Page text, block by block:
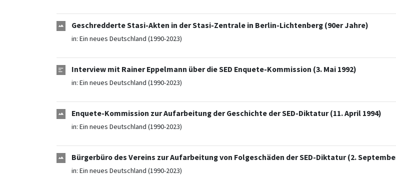
Geschredderte Stasi-Akten in der Stasi-Zentrale in Berlin-Lichtenberg (90er Jahre)
in: Ein neues Deutschland (1990-2023)
Interview mit Rainer Eppelmann über die SED Enquete-Kommission (3. Mai 1992)
in: Ein neues Deutschland (1990-2023)
Enquete-Kommission zur Aufarbeitung der Geschichte der SED-Diktatur (11. April 1994)
in: Ein neues Deutschland (1990-2023)
Bürgerbüro des Vereins zur Aufarbeitung von Folgeschäden der SED-Diktatur (2.
in: Ein neues Deutschland (1990-2023)